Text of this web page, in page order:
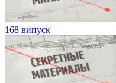
168 випуск